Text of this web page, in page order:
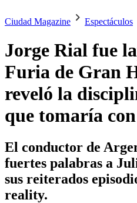
Ciudad Magazine Espectáculos
Jorge Rial fue
Furia de Gran
reveló la
que tomaría
El conductor de
fuertes palabras a
sus reiterados
reality.